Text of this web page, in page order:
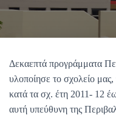
Δεκαεπτά προγράμματα
υλοποίησε το σχολείο μας,
κατά τα σχ. έτη 2011- 12
αυτή υπεύθυνη της